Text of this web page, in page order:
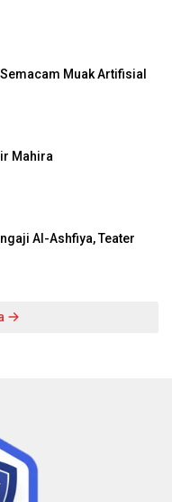
Muak Artifisial
Mahira
Al-Ashfiya, Teater